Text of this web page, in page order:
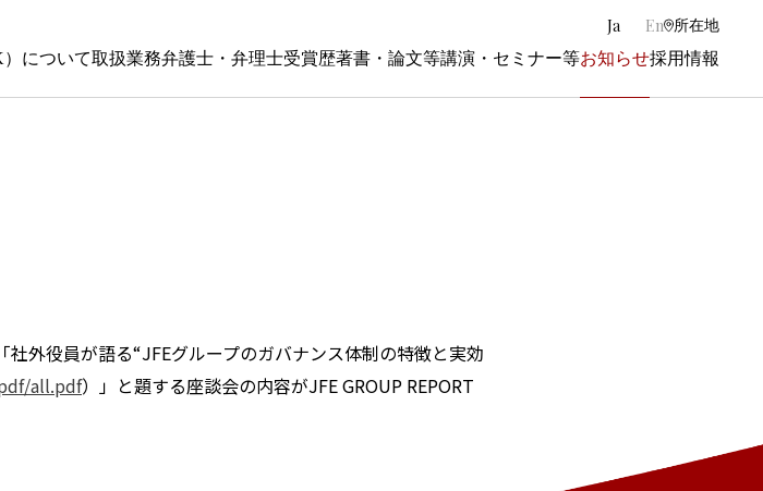
について取扱業務弁護士・弁理士受賞歴著書・論文等講演・セミナー等お知らせ採用情報
Ja En 所在地
外役員が語る“JFEグループのガバナンス体制の特徴と実効
all.pdf）」と題する座談会の内容がJFE GROUP REPORT